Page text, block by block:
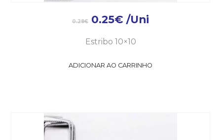
0.28€ 0.25€ /Uni
Estribo 10×10
ADICIONAR AO CARRINHO